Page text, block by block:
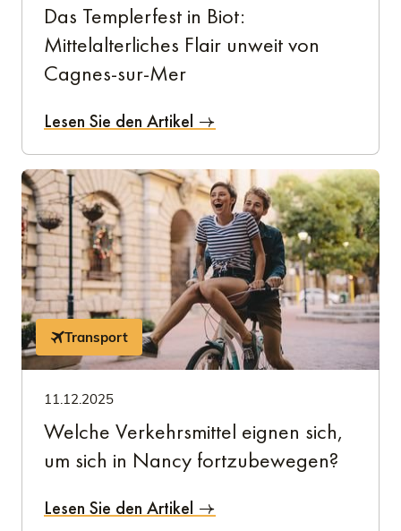
Das Templerfest in Biot:
Mittelalterliches Flair unweit von
Cagnes-sur-Mer
Lesen Sie den Artikel
Transport
11.12.2025
Welche Verkehrsmittel eignen sich,
um sich in Nancy fortzubewegen?
Lesen Sie den Artikel